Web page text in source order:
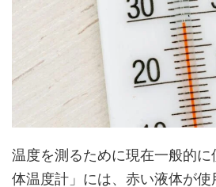
温度を測るために現在一般的
体温度計」には、赤い液体が使